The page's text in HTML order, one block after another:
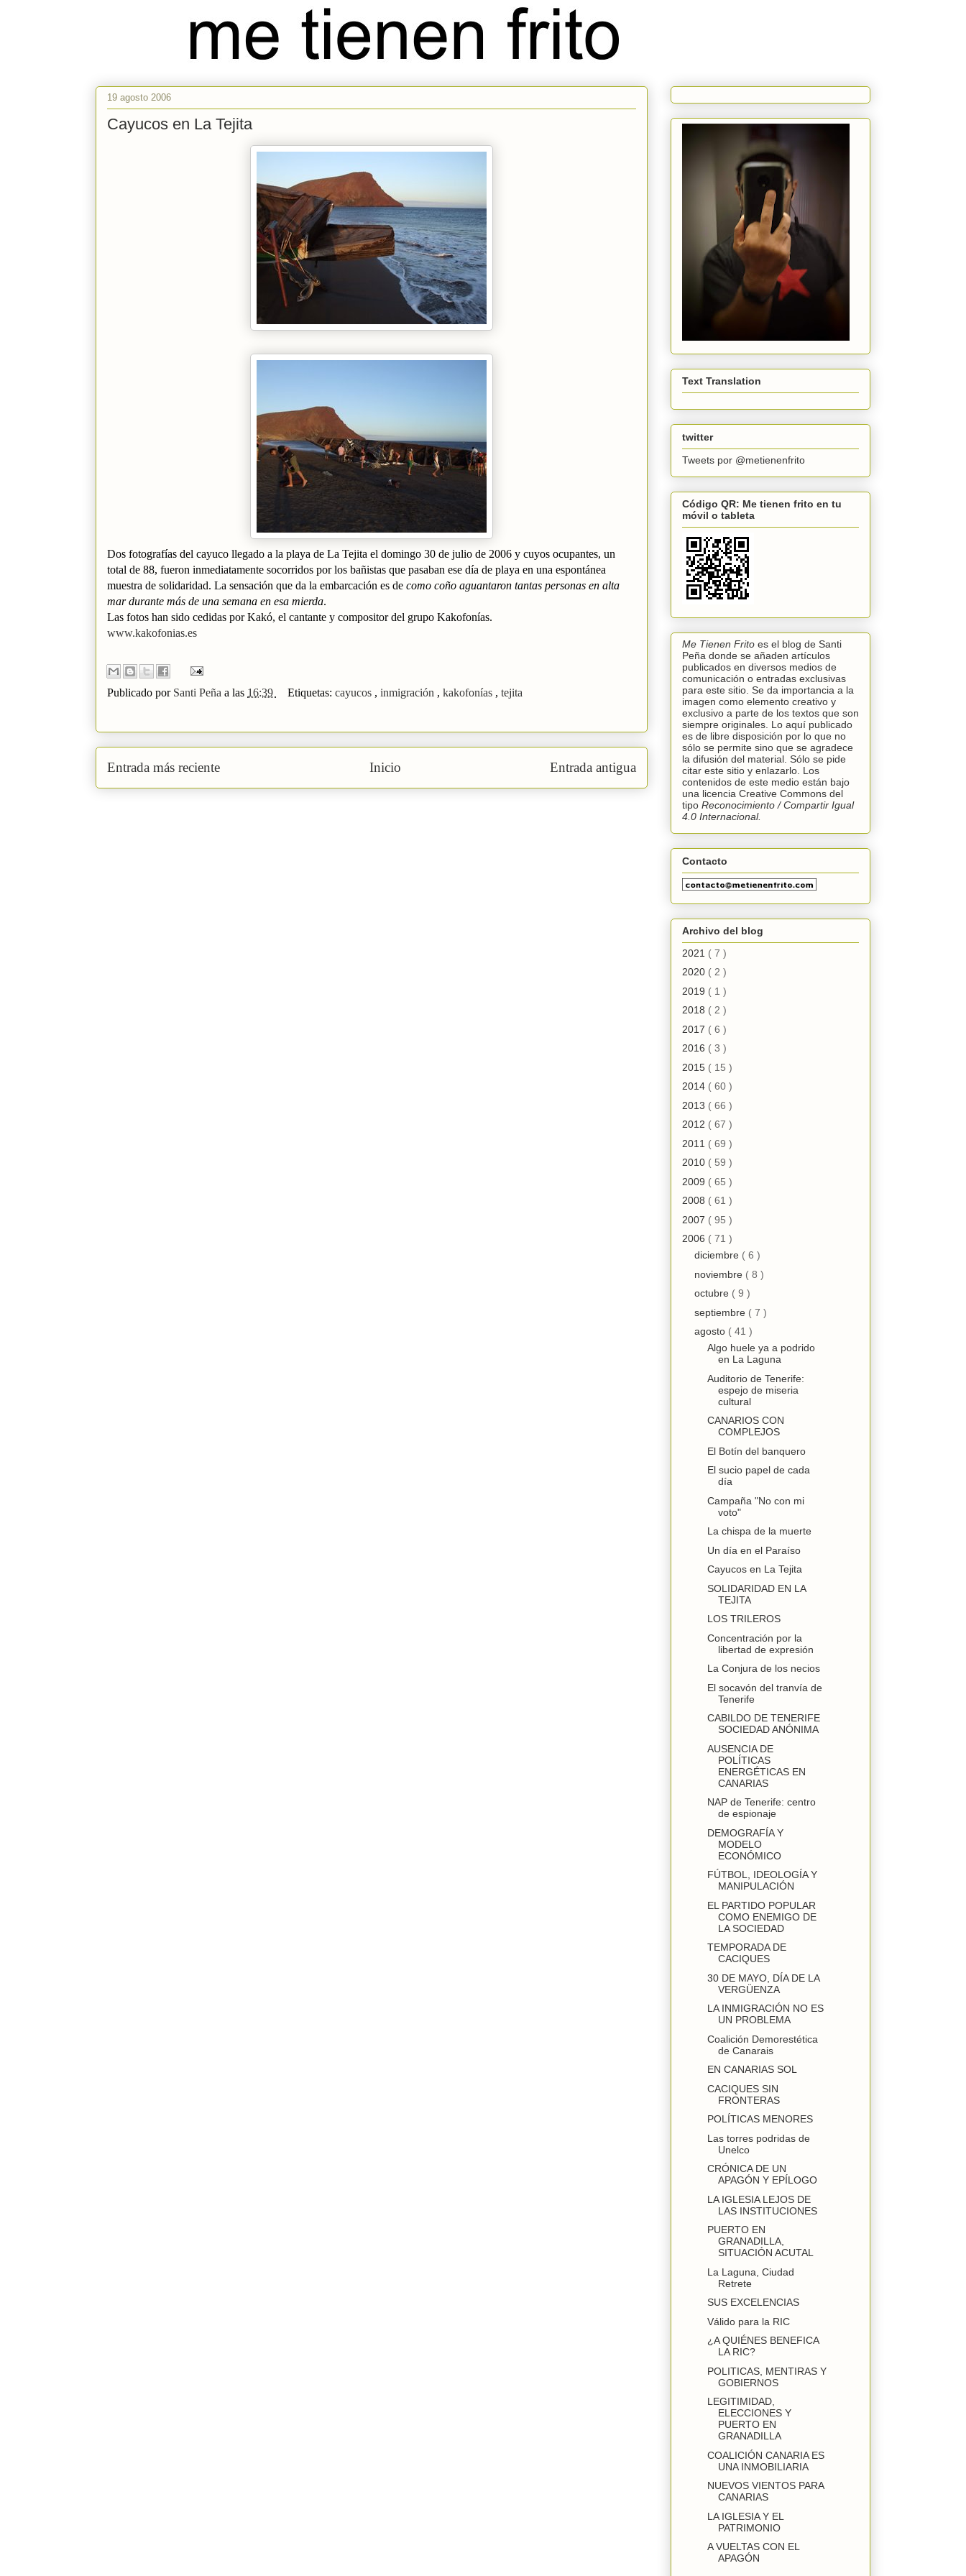
19 agosto 2006
Cayucos en La Tejita
Dos fotografías del cayuco llegado a la playa de La Tejita el domingo 30 de julio de 2006 y cuyos ocupantes, un
total de 88, fueron inmediatamente socorridos por los bañistas que pasaban ese día de playa en una espontánea
muestra de solidaridad. La sensación que da la embarcación es de como coño aguantaron tantas personas en alta
mar durante más de una semana en esa mierda.
Las fotos han sido cedidas por Kakó, el cantante y compositor del grupo Kakofonías.
www.kakofonias.es
Publicado por Santi Peña a las 16:39 Etiquetas: cayucos , inmigración , kakofonías , tejita
Entrada más reciente Entrada antigua
Inicio
Text Translation
twitter
Tweets por @metienenfrito
Código QR: Me tienen frito en tu
móvil o tableta
Me Tienen Frito es el blog de Santi
Peña donde se añaden artículos
publicados en diversos medios de
comunicación o entradas exclusivas
para este sitio. Se da importancia a la
imagen como elemento creativo y
exclusivo a parte de los textos que son
siempre originales. Lo aquí publicado
es de libre disposición por lo que no
sólo se permite sino que se agradece
la difusión del material. Sólo se pide
citar este sitio y enlazarlo. Los
contenidos de este medio están bajo
una licencia Creative Commons del
tipo Reconocimiento /Compartir Igual
4.0 Internacional.
Contacto
Archivo del blog
2021 ( 7 )
2020 ( 2 )
2019 ( 1 )
2018 ( 2 )
2017 ( 6 )
2016 ( 3 )
2015 ( 15 )
2014 ( 60 )
2013 ( 66 )
2012 ( 67 )
2011 ( 69 )
2010 ( 59 )
2009 ( 65 )
2008 ( 61 )
2007 ( 95 )
2006 ( 71 )
diciembre ( 6 )
noviembre ( 8 )
octubre ( 9 )
septiembre ( 7 )
agosto ( 41 )
Algo huele ya a podrido
en La Laguna
Auditorio de Tenerife:
espejo de miseria
cultural
CANARIOS CON
COMPLEJOS
El Botín del banquero
El sucio papel de cada
día
Campaña "No con mi
voto"
La chispa de la muerte
Un día en el Paraíso
Cayucos en La Tejita
SOLIDARIDAD EN LA
TEJITA
LOS TRILEROS
Concentración por la
libertad de expresión
La Conjura de los necios
El socavón del tranvía de
Tenerife
CABILDO DE TENERIFE
SOCIEDAD ANÓNIMA
AUSENCIA DE
POLÍTICAS
ENERGÉTICAS EN
CANARIAS
NAP de Tenerife: centro
de espionaje
DEMOGRAFÍA Y
MODELO
ECONÓMICO
FÚTBOL, IDEOLOGÍA Y
MANIPULACIÓN
EL PARTIDO POPULAR
COMO ENEMIGO DE
LA SOCIEDAD
TEMPORADA DE
CACIQUES
30 DE MAYO, DÍA DE LA
VERGÜENZA
LA INMIGRACIÓN NO ES
UN PROBLEMA
Coalición Demorestética
de Canarais
EN CANARIAS SOL
CACIQUES SIN
FRONTERAS
POLÍTICAS MENORES
Las torres podridas de
Unelco
CRÓNICA DE UN
APAGÓN Y EPÍLOGO
LA IGLESIA LEJOS DE
LAS INSTITUCIONES
PUERTO EN
GRANADILLA,
SITUACIÓN ACUTAL
La Laguna, Ciudad
Retrete
SUS EXCELENCIAS
Válido para la RIC
¿A QUIÉNES BENEFICA
LA RIC?
POLITICAS, MENTIRAS Y
GOBIERNOS
LEGITIMIDAD,
ELECCIONES Y
PUERTO EN
GRANADILLA
COALICIÓN CANARIA ES
UNA INMOBILIARIA
NUEVOS VIENTOS PARA
CANARIAS
LA IGLESIA Y EL
PATRIMONIO
A VUELTAS CON EL
APAGÓN